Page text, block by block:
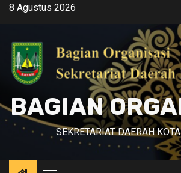
Skip8 Agustus 2026
BAGIAN
SEKRETARIAT DAERAH